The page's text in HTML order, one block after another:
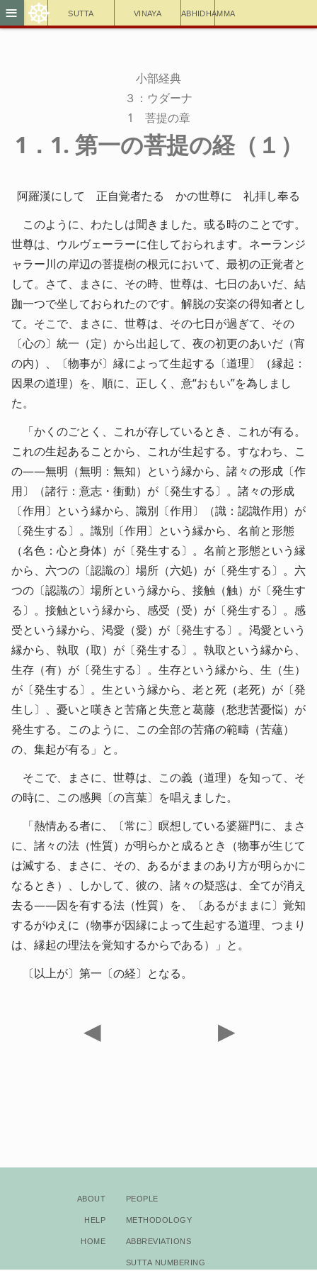
Sutta Vinaya Abhidhamma
≡ ☸
小部経典
３：ウダーナ
1 菩提の章
1．1. 第一の菩提の経（１）
阿羅漢にして 正自覚者たる かの世尊に 礼拝し奉る
このように、わたしは聞きました。或る時のことです。
世尊は、ウルヴェーラーに住しておられます。ネーランジ
ャラー川の岸辺の菩提樹の根元において、最初の正覚者と
して。さて、まさに、その時、世尊は、七日のあいだ、結
跏一つで坐しておられたのです。解脱の安楽の得知者とし
て。そこで、まさに、世尊は、その七日が過ぎて、その
〔心の〕統一（定）から出起して、夜の初更のあいだ（宵
の内）、〔物事が〕縁によって生起する〔道理〕（縁起：
因果の道理）を、順に、正しく、意“おもい”を為しまし
た。
「かくのごとく、これが存しているとき、これが有る。
これの生起あることから、これが生起する。すなわち、こ
の――無明（無明：無知）という縁から、諸々の形成〔作
用〕（諸行：意志・衝動）が〔発生する〕。諸々の形成
〔作用〕という縁から、識別〔作用〕（識：認識作用）が
〔発生する〕。識別〔作用〕という縁から、名前と形態
（名色：心と身体）が〔発生する〕。名前と形態という縁
から、六つの〔認識の〕場所（六処）が〔発生する〕。六
つの〔認識の〕場所という縁から、接触（触）が〔発生す
る〕。接触という縁から、感受（受）が〔発生する〕。感
受という縁から、渇愛（愛）が〔発生する〕。渇愛という
縁から、執取（取）が〔発生する〕。執取という縁から、
生存（有）が〔発生する〕。生存という縁から、生（生）
が〔発生する〕。生という縁から、老と死（老死）が〔発
生し〕、憂いと嘆きと苦痛と失意と葛藤（愁悲苦憂悩）が
発生する。このように、この全部の苦痛の範疇（苦蘊）
の、集起が有る」と。
そこで、まさに、世尊は、この義（道理）を知って、そ
の時に、この感興〔の言葉〕を唱えました。
「熱情ある者に、〔常に〕瞑想している婆羅門に、まさ
に、諸々の法（性質）が明らかと成るとき（物事が生じて
は滅する、まさに、その、あるがままのあり方が明らかに
なるとき）、しかして、彼の、諸々の疑惑は、全てが消え
去る――因を有する法（性質）を、〔あるがままに〕覚知
するがゆえに（物事が因縁によって生起する道理、つまり
は、縁起の理法を覚知するからである）」と。
〔以上が〕第一〔の経〕となる。
◀ ▶
About
Help
Home
People
Methodology
Abbreviations
Sutta Numbering